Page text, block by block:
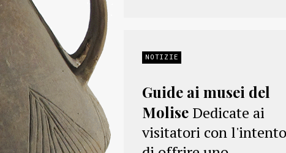
NOTIZIE
Guide ai musei del
Molise Dedicate ai
visitatori con l'intento